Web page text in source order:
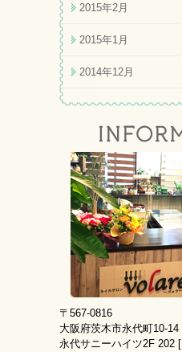
2015年2月
2015年1月
2014年12月
〒567-0816
大阪府茨木市永代町10-14
永代サニーハイツ2F 202 [